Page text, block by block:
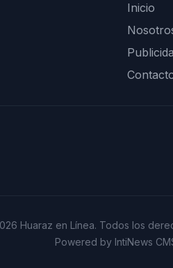
Inicio
Huaraz en Línea. Todos los
Powered by IntiNews